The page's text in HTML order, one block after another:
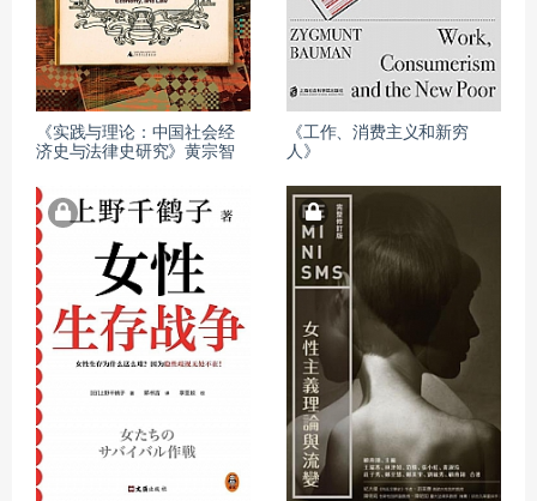
《实践与理论：中国社会经
济史与法律史研究》黄宗智
《工作、消费主义和新穷
人》